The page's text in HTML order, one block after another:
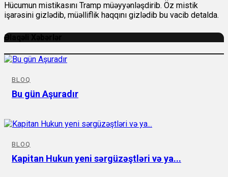
Hücumun mistikasını Tramp müəyyənləşdirib. Öz mistik
işarəsini gizlədib, müəlliflik haqqını gizlədib bu vacib detalda.
Əlaqəli Xəbərlər
BLOQ
Bu gün Aşuradır
BLOQ
Kapitan Hukun yeni sərgüzəştləri və ya...